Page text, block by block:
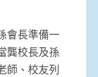
會長準備一
龔校長及孫
師、校友列